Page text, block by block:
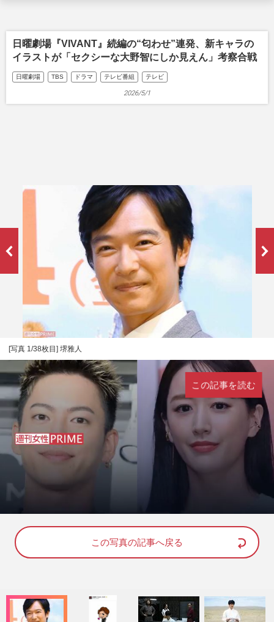
日曜劇場『VIVANT』続編の“匂わせ”連発、新キャラの
イラストが「セクシーな大野智にしか見えん」考察合戦
日曜劇場 TBS ドラマ テレビ番組 テレビ
2026/5/1
[写真 1/38枚目] 堺雅人
n
u
o
d
:
この記事を読む
この写真の記事へ戻る